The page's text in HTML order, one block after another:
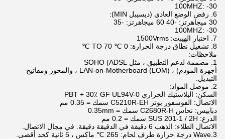
100MHZ: -30
6. رفض الوضع العادي (ديسيبل MIN):
30 ميجاهرتز: -40 60 ميجاهرتز: -35
100MHZ: -30
7. اختبار الهيبت: 1500Vrms
8. تشغيل نطاق درجة الحرارة: 0 ℃ TO 70 ℃
ملاحظات:
1. مصممة لدعم التطبيق ، مثل SOHO (ADSL
أجهزة المودم) ، LAN-on-Motherboard (LOM) ، والمحور ومفاتيح
التبديل.
2. موصل المواد:
السكن: البلاستيك الحراري PBT + 30٪ GF UL94V-0
الاتصال: الفوسفور بونز C5210R-EH سمك = 0.35 مم
دبابيس: نحاس C2680R-H سمك = 0.35mm
الدرع: SUS 201-1 / 2H سمك = 0.2 مم
الاتصال الطلاء: الذهب 6 دقيقة في الدقيقة دقيقة. في مجال الاتصال.
3.Wave درجة حرارة طرف لحام: 265 ℃ ماكس ، 5 ثانية كحد أقصى.